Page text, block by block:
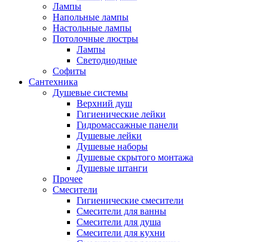
Лампы
Напольные лампы
Настольные лампы
Потолочные люстры
Лампы
Светодиодные
Софиты
Сантехника
Душевые системы
Верхний душ
Гигиенические лейки
Гидромассажные панели
Душевые лейки
Душевые наборы
Душевые скрытого монтажа
Душевые штанги
Прочее
Смесители
Гигиенические смесители
Смесители для ванны
Смесители для душа
Смесители для кухни